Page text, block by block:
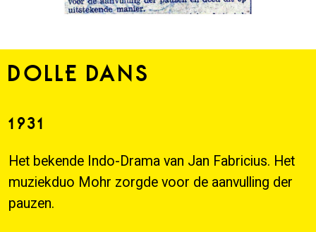
DOLLE DANS
1931
Het bekende Indo-Drama van Jan Fabricius. Het
muziekduo Mohr zorgde voor de aanvulling der
pauzen.